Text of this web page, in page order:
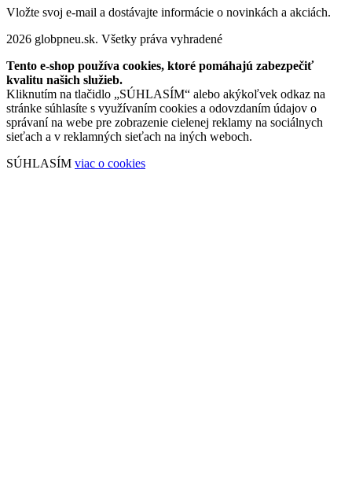
Vložte svoj e-mail a dostávajte informácie o novinkách a akciách.
2026 globpneu.sk. Všetky práva vyhradené
Tento e-shop používa cookies, ktoré pomáhajú zabezpečiť
kvalitu našich služieb.
Kliknutím na tlačidlo „SÚHLASÍM“ alebo akýkoľvek odkaz na
stránke súhlasíte s využívaním cookies a odovzdaním údajov o
správaní na webe pre zobrazenie cielenej reklamy na sociálnych
sieťach a v reklamných sieťach na iných weboch.
SÚHLASÍM viac o cookies